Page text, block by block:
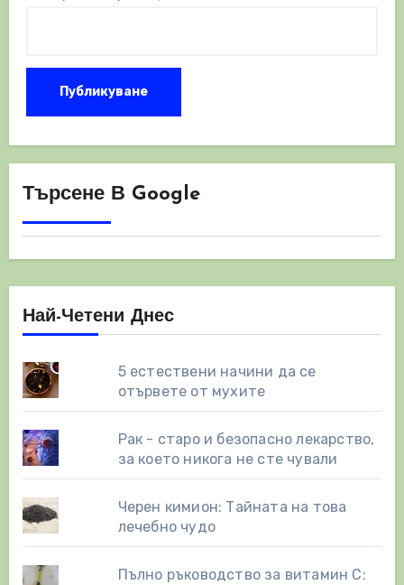
Търсене В Google
Най-Четени Днес
5 естествени начини да се
отървете от мухите
Рак - старо и безопасно лекарство,
за което никога не сте чували
Черен кимион: Тайната на това
лечебно чудо
Пълно ръководство за витамин С: